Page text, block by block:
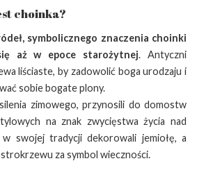
choinka?
symbolicznego znaczenia choinki
aż w epoce starożytnej. Antyczni
liściaste, by zadowolić boga urodzaju i
sobie bogate plony.
zimowego, przynosili do domostw
na znak zwycięstwa życia nad
swojej tradycji dekorowali jemiołę, a
za symbol wieczności.